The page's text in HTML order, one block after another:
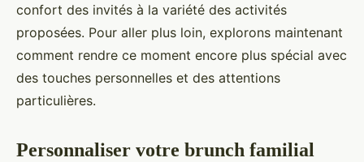
confort des invités à la variété des activités
proposées. Pour aller plus loin, explorons maintenant
comment rendre ce moment encore plus spécial avec
des touches personnelles et des attentions
particulières.
Personnaliser votre brunch familial